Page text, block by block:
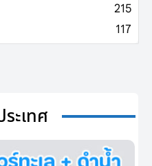
215
117
ะเทศ